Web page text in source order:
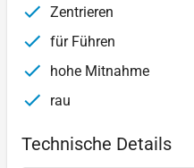
Zentrieren
für Führen
hohe Mitnahme
rau
Technische Details